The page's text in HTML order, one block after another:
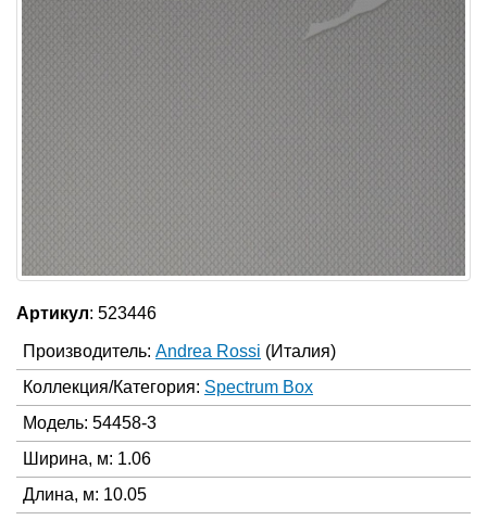
Артикул: 523446
Производитель: Andrea Rossi (Италия)
Коллекция/Категория: Spectrum Box
Модель: 54458-3
Ширина, м: 1.06
Длина, м: 10.05